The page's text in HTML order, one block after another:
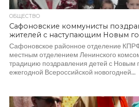
ОБЩЕСТВО
Сафоновские коммунисты
жителей с наступающим Новым
Сафоновское районное отделение
местным отделением Ленинского
традицию поздравления детей с Новым
ежегодной Всероссийской новогодней...